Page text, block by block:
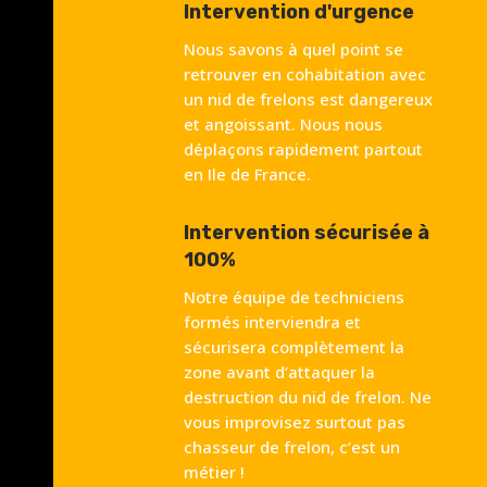
Intervention d'urgence
Nous savons à quel point se
retrouver en cohabitation avec
un nid de frelons est dangereux
et angoissant. Nous nous
déplaçons rapidement partout
en Ile de France.
Intervention sécurisée à
100%
Notre équipe de techniciens
formés interviendra et
sécurisera complètement la
zone avant d’attaquer la
destruction du nid de frelon. Ne
vous improvisez surtout pas
chasseur de frelon, c’est un
métier !